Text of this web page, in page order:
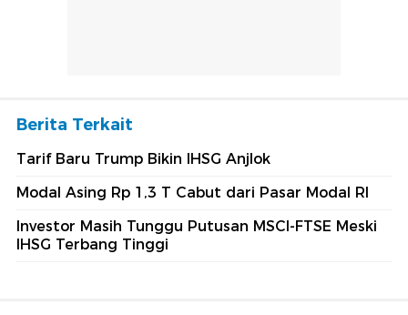
Berita Terkait
Tarif Baru Trump Bikin IHSG Anjlok
Modal Asing Rp 1,3 T Cabut dari Pasar Modal RI
Investor Masih Tunggu Putusan MSCI-FTSE Meski
IHSG Terbang Tinggi